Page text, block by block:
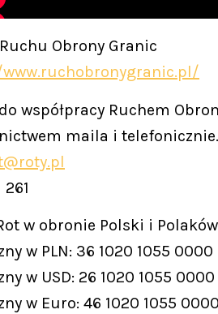
Obrony Granic
współpracy Ruchem
maila i telefonicznie.
w obronie Polski i
w PLN: 36 1020 1055
w USD: 26 1020 1055
w Euro: 46 1020 1055